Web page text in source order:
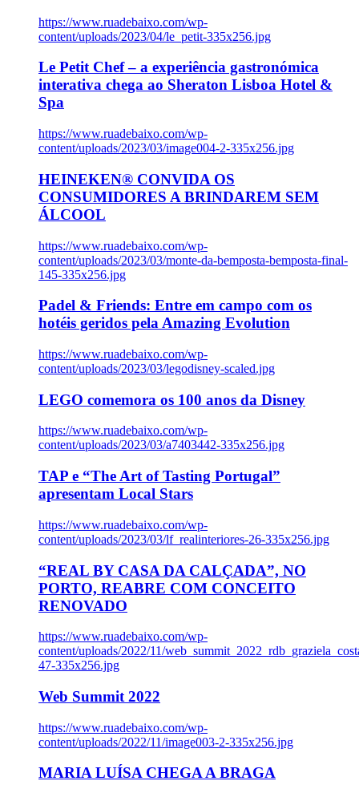
https://www.ruadebaixo.com/wp-
content/uploads/2023/04/le_petit-335x256.jpg
Le Petit Chef – a experiência gastronómica
interativa chega ao Sheraton Lisboa Hotel &
Spa
https://www.ruadebaixo.com/wp-
content/uploads/2023/03/image004-2-335x256.jpg
HEINEKEN® CONVIDA OS
CONSUMIDORES A BRINDAREM SEM
ÁLCOOL
https://www.ruadebaixo.com/wp-
content/uploads/2023/03/monte-da-bemposta-bemposta-final-
145-335x256.jpg
Padel & Friends: Entre em campo com os
hotéis geridos pela Amazing Evolution
https://www.ruadebaixo.com/wp-
content/uploads/2023/03/legodisney-scaled.jpg
LEGO comemora os 100 anos da Disney
https://www.ruadebaixo.com/wp-
content/uploads/2023/03/a7403442-335x256.jpg
TAP e “The Art of Tasting Portugal”
apresentam Local Stars
https://www.ruadebaixo.com/wp-
content/uploads/2023/03/lf_realinteriores-26-335x256.jpg
“REAL BY CASA DA CALÇADA”, NO
PORTO, REABRE COM CONCEITO
RENOVADO
https://www.ruadebaixo.com/wp-
content/uploads/2022/11/
47-335x256.jpg
Web Summit 2022
https://www.ruadebaixo.com/wp-
content/uploads/2022/11/image003-2-335x256.jpg
MARIA LUÍSA CHEGA A BRAGA